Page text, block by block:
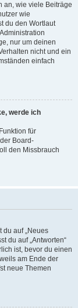
an, wie viele Beiträge
wie
du den Wortlaut
nur um deinen
nicht und ein
einfach
werde ich
für
Board-
den Missbrauch
du auf „Neues
du auf „Antworten“
ist, bevor du einen
am Ende der
neue Themen